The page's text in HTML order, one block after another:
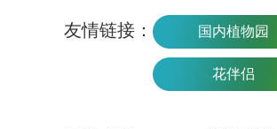
友情链接： 国内植物园
花伴侣